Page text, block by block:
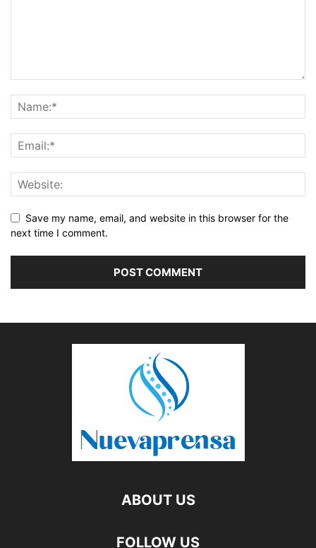
Save my name, email, and website in this browser for the
next time I comment.
ABOUT US
FOLLOW US